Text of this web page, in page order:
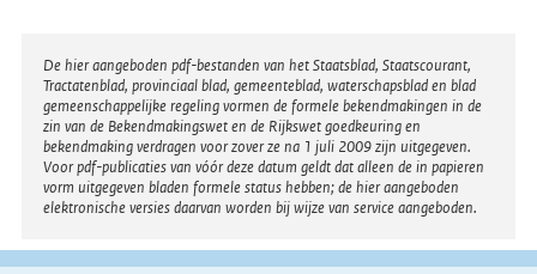
Disclaimer
De hier aangeboden pdf-bestanden van het Staatsblad, Staatscourant,
Tractatenblad, provinciaal blad, gemeenteblad, waterschapsblad en blad
gemeenschappelijke regeling vormen de formele bekendmakingen in de
zin van de Bekendmakingswet en de Rijkswet goedkeuring en
bekendmaking verdragen voor zover ze na 1 juli 2009 zijn uitgegeven.
Voor pdf-publicaties van vóór deze datum geldt dat alleen de in papieren
vorm uitgegeven bladen formele status hebben; de hier aangeboden
elektronische versies daarvan worden bij wijze van service aangeboden.